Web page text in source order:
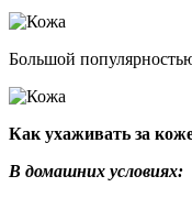
Большой
Как ухаживать за
В домашних условиях: